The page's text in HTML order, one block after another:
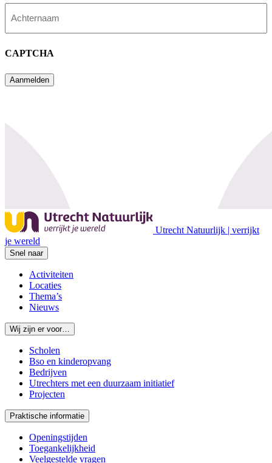
Voornaam
CAPTCHA
Aanmelden
Utrecht Natuurlijk | verrijkt
je wereld
Snel naar
Activiteiten
Locaties
Thema’s
Nieuws
Wij zijn er voor…
Scholen
Bso en kinderopvang
Bedrijven
Utrechters met een duurzaam initiatief
Projecten
Praktische informatie
Openingstijden
Toegankelijkheid
Veelgestelde vragen